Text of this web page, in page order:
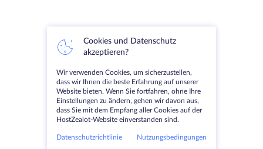
Cookies und Datenschutz
akzeptieren?
Wir verwenden Cookies, um sicherzustellen,
dass wir Ihnen die beste Erfahrung auf unserer
Website bieten. Wenn Sie fortfahren, ohne Ihre
Einstellungen zu ändern, gehen wir davon aus,
dass Sie mit dem Empfang aller Cookies auf der
HostZealot-Website einverstanden sind.
Datenschutzrichtlinie Nutzungsbedingungen